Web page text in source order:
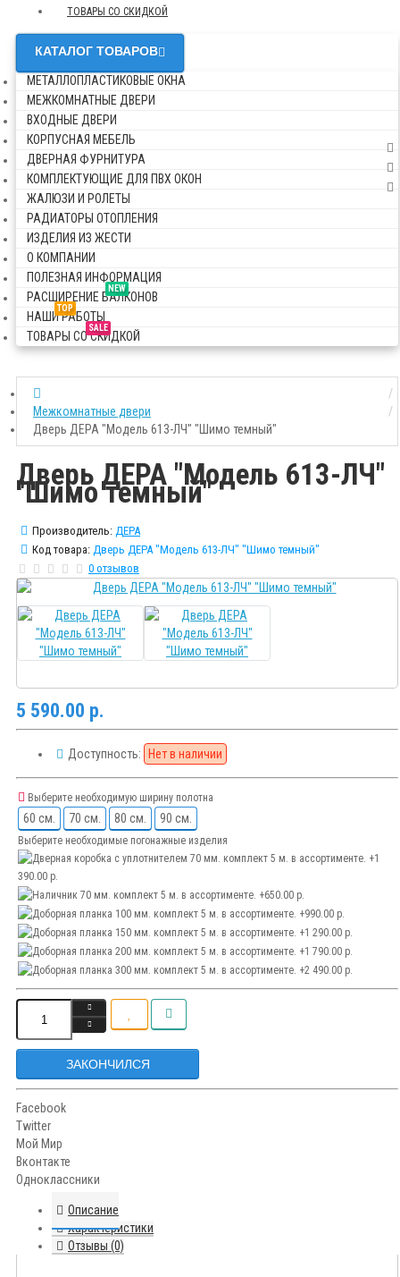
ТОВАРЫ СО СКИДКОЙ
КАТАЛОГ ТОВАРОВ
МЕТАЛЛОПЛАСТИКОВЫЕ ОКНА
МЕЖКОМНАТНЫЕ ДВЕРИ
ВХОДНЫЕ ДВЕРИ
КОРПУСНАЯ МЕБЕЛЬ
ДВЕРНАЯ ФУРНИТУРА
КОМПЛЕКТУЮЩИЕ ДЛЯ ПВХ ОКОН
ЖАЛЮЗИ И РОЛЕТЫ
РАДИАТОРЫ ОТОПЛЕНИЯ
ИЗДЕЛИЯ ИЗ ЖЕСТИ
О КОМПАНИИ
ПОЛЕЗНАЯ ИНФОРМАЦИЯ
NEW
РАСШИРЕНИЕ БАЛКОНОВ
TOP
НАШИ РАБОТЫ
SALE
ТОВАРЫ СО СКИДКОЙ
Межкомнатные двери
Дверь ДЕРА "Модель 613-ЛЧ" "Шимо темный"
Дверь ДЕРА "Модель 613-ЛЧ"
"Шимо темный"
Производитель: ДЕРА
Код товара: Дверь ДЕРА "Модель 613-ЛЧ" "Шимо темный"
0 отзывов
5 590.00 р.
Доступность: Нет в наличии
Выберите необходимую ширину полотна
60 см. 70 см. 80 см. 90 см.
Выберите необходимые погонажные изделия
ЗАКОНЧИЛСЯ
Facebook
Twitter
Мой Мир
Вконтакте
Одноклассники
Описание
Характеристики
Отзывы (0)